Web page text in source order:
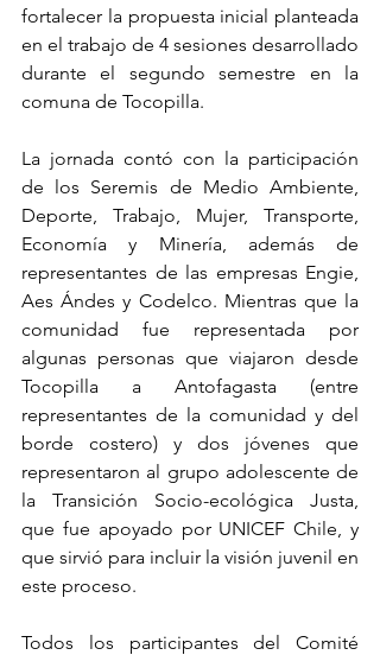
fortalecer la propuesta inicial planteada
en el trabajo de 4 sesiones desarrollado
durante el segundo semestre en la
comuna de Tocopilla.
La jornada contó con la participación
de los Seremis de Medio Ambiente,
Deporte, Trabajo, Mujer, Transporte,
Economía y Minería, además de
representantes de las empresas Engie,
Aes Ándes y Codelco. Mientras que la
comunidad fue representada por
algunas personas que viajaron desde
Tocopilla a Antofagasta (entre
representantes de la comunidad y del
borde costero) y dos jóvenes que
representaron al grupo adolescente de
la Transición Socio-ecológica Justa,
que fue apoyado por UNICEF Chile, y
que sirvió para incluir la visión juvenil en
este proceso.
Todos los participantes del Comité